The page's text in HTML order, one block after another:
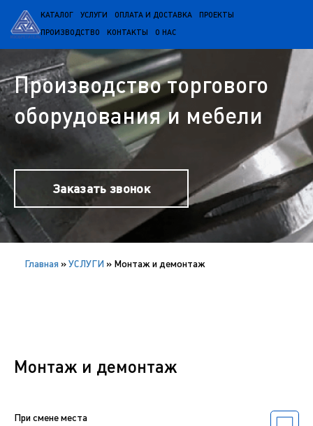
КАТАЛОГ УСЛУГИ ОПЛАТА И ДОСТАВКА ПРОЕКТЫ
ПРОИЗВОДСТВО КОНТАКТЫ О НАС
Производство торгового
оборудования и мебели
Заказать звонок
Главная »УСЛУГИ » Монтаж и демонтаж
Монтаж и демонтаж
При смене места